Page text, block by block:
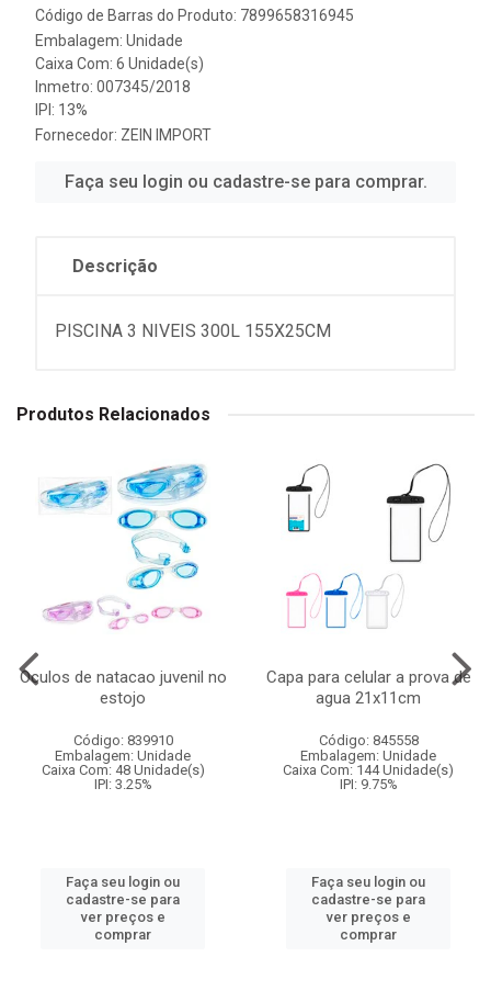
Código de Barras do Produto: 7899658316945
Embalagem: Unidade
Caixa Com: 6 Unidade(s)
Inmetro: 007345/2018
IPI: 13%
Fornecedor: ZEIN IMPORT
Faça seu login ou cadastre-se para comprar.
Descrição
PISCINA 3 NIVEIS 300L 155X25CM
Produtos Relacionados
Oculos de natacao juvenil no
estojo
Código: 839910
Embalagem: Unidade
Caixa Com: 48 Unidade(s)
IPI: 3.25%
Faça seu login ou
cadastre-se para
ver preços e
comprar
Capa para celular a prova de
agua 21x11cm
Código: 845558
Embalagem: Unidade
Caixa Com: 144 Unidade(s)
IPI: 9.75%
Faça seu login ou
cadastre-se para
ver preços e
comprar